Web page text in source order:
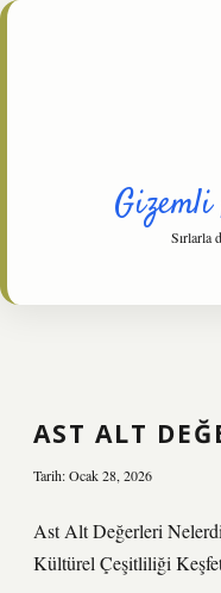
Sırlarla
AST ALT
Tarih: Ocak 28, 2026
Ast Alt Değerleri
Kültürel Çeşitliliği